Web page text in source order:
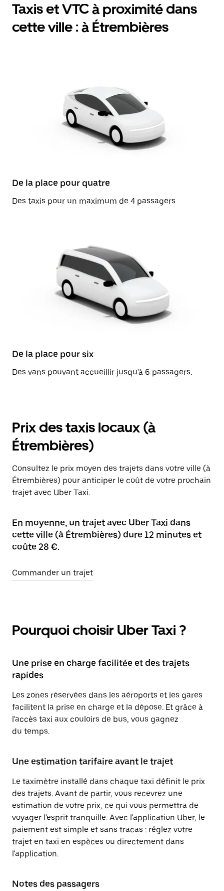
Taxis et VTC à proximité dans
cette ville : à Étrembières
De la place pour quatre
Des taxis pour un maximum de 4 passagers
De la place pour six
Des vans pouvant accueillir jusqu'à 6 passagers.
Prix des taxis locaux (à
Étrembières)
Consultez le prix moyen des trajets dans votre ville (à
Étrembières) pour anticiper le coût de votre prochain
trajet avec Uber Taxi.
En moyenne, un trajet avec Uber Taxi dans
cette ville (à Étrembières) dure 12 minutes et
coûte 28 €.
Commander un trajet
Pourquoi choisir Uber Taxi ?
Une prise en charge facilitée et des trajets
rapides
Les zones réservées dans les aéroports et les gares
facilitent la prise en charge et la dépose. Et grâce à
l'accès taxi aux couloirs de bus, vous gagnez
du temps.
Une estimation tarifaire avant le trajet
Le taximètre installé dans chaque taxi définit le prix
des trajets. Avant de partir, vous recevrez une
estimation de votre prix, ce qui vous permettra de
voyager l'esprit tranquille. Avec l'application Uber, le
paiement est simple et sans tracas : réglez votre
trajet en taxi en espèces ou directement dans
l'application.
Notes des passagers